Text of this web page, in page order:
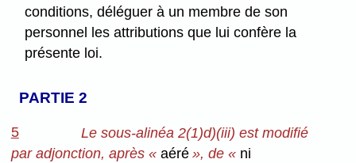
conditions, déléguer à un membre de son
personnel les attributions que lui confère la
présente loi.
PARTIE 2
5
Le sous-alinéa 2(1)d)(iii) est modifié
par adjonction, après « aéré», de « ni